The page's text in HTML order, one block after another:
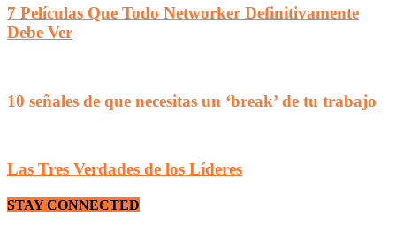
7 Películas Que Todo Networker Definitivamente
Debe Ver
10 señales de que necesitas un ‘break’ de tu trabajo
Las Tres Verdades de los Líderes
STAY CONNECTED